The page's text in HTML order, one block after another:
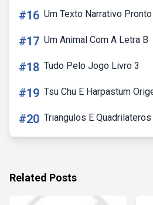
#16 Um Texto Narrativo
#17 Um Animal Com A Letra B
#18 Tudo Pelo Jogo Livro 3
#19 Tsu Chu E Harpastum
#20 Triangulos E
Related Posts